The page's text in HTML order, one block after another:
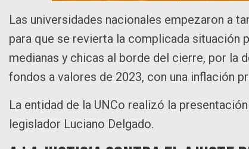
Las universidades nacionales empezaron a
para que se revierta la complicada situación
medianas y chicas al borde del cierre, por
fondos a valores de 2023, con una inflación
La entidad de la UNCo realizó la
legislador Luciano Delgado.